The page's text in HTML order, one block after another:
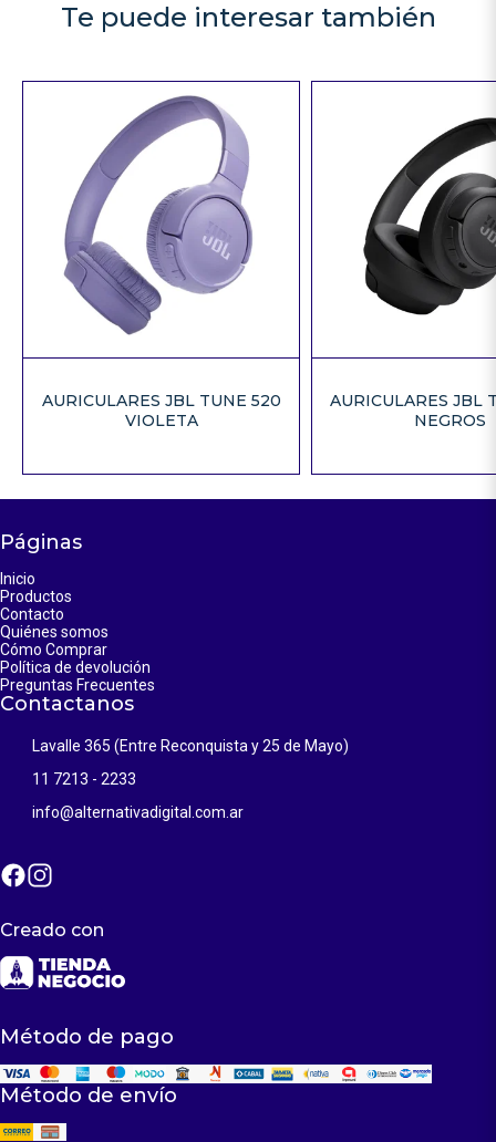
Te puede interesar también
AURICULARES JBL TUNE 520
VIOLETA
AURICULARES JBL
NEGROS
Páginas
Inicio
Productos
Contacto
Quiénes somos
Cómo Comprar
Política de devolución
Preguntas Frecuentes
Contactanos
Lavalle 365 (Entre Reconquista y 25 de Mayo)
11 7213 - 2233
info@alternativadigital.com.ar
Creado con
Método de pago
Método de envío